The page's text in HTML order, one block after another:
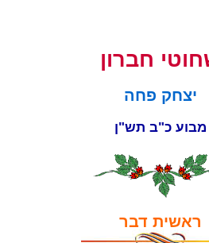
חברון
יצחק פחה
מבוע כ"ב תש"ן
ראשית דבר